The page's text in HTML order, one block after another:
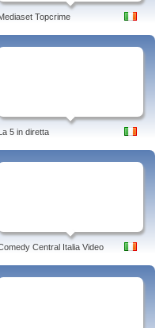
Topcrime
5 in diretta
Central Italia Video